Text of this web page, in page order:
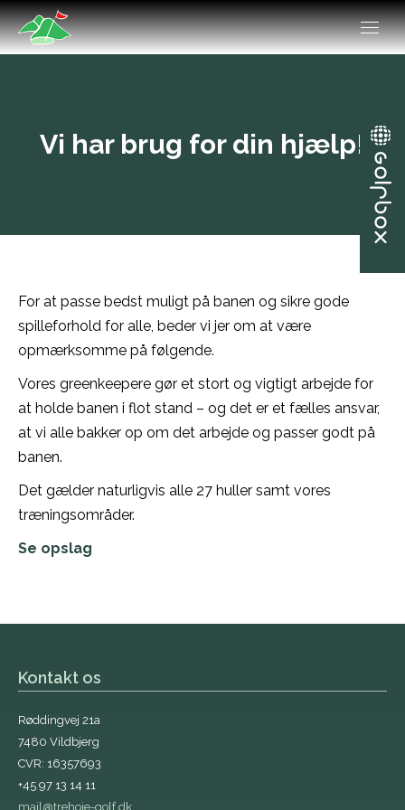
Vi har brug for din hjælp!
For at passe bedst muligt på banen og sikre gode
spilleforhold for alle, beder vi jer om at være
opmærksomme på følgende.
Vores greenkeepere gør et stort og vigtigt arbejde for
at holde banen i flot stand – og det er et fælles ansvar,
at vi alle bakker op om det arbejde og passer godt på
banen.
Det gælder naturligvis alle 27 huller samt vores
træningsområder.
Se opslag
Kontakt os
Røddingvej 21a
7480 Vildbjerg
CVR: 16357693
+45 97 13 14 11
mail@trehoje-golf.dk